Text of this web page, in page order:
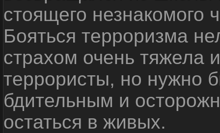
стоящего незнакомого
Бояться терроризма
страхом очень тяжела
террористы, но нужно
бдительным и
остаться в живых.